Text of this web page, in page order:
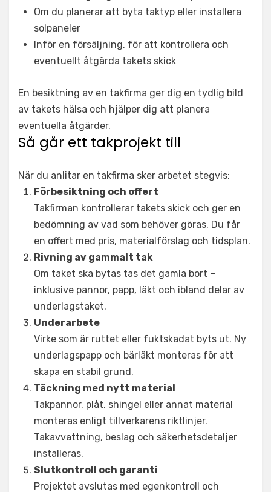
Om du planerar att byta taktyp eller installera
solpaneler
Inför en försäljning, för att kontrollera och
eventuellt åtgärda takets skick
En besiktning av en takfirma ger dig en tydlig bild
av takets hälsa och hjälper dig att planera
eventuella åtgärder.
Så går ett takprojekt till
När du anlitar en takfirma sker arbetet stegvis:
Förbesiktning och offert
Takfirman kontrollerar takets skick och ger en
bedömning av vad som behöver göras. Du får
en offert med pris, materialförslag och tidsplan.
Rivning av gammalt tak
Om taket ska bytas tas det gamla bort –
inklusive pannor, papp, läkt och ibland delar av
underlagstaket.
Underarbete
Virke som är ruttet eller fuktskadat byts ut. Ny
underlagspapp och bärläkt monteras för att
skapa en stabil grund.
Täckning med nytt material
Takpannor, plåt, shingel eller annat material
monteras enligt tillverkarens riktlinjer.
Takavvattning, beslag och säkerhetsdetaljer
installeras.
Slutkontroll och garanti
Projektet avslutas med egenkontroll och